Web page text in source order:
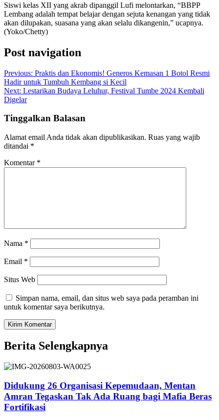
Siswi kelas XII yang akrab dipanggil Lufi melontarkan, “BBPP
Lembang adalah tempat belajar dengan sejuta kenangan yang tidak
akan dilupakan, suasana yang akan selalu dikangenin,” ucapnya.
(Yoko/Chetty)
Post navigation
Previous: Praktis dan Ekonomis! Generos Kemasan 1 Botol Resmi
Hadir untuk Tumbuh Kembang si Kecil
Next: Lestarikan Budaya Leluhur, Festival Tumbe 2024 Kembali
Digelar
Tinggalkan Balasan
Alamat email Anda tidak akan dipublikasikan. Ruas yang wajib
ditandai *
Komentar *
Nama *
Email *
Situs Web
Simpan nama, email, dan situs web saya pada peramban ini
untuk komentar saya berikutnya.
Berita Selengkapnya
Didukung 26 Organisasi Kepemudaan, Mentan
Amran Tegaskan Tak Ada Ruang bagi Mafia Beras
Fortifikasi